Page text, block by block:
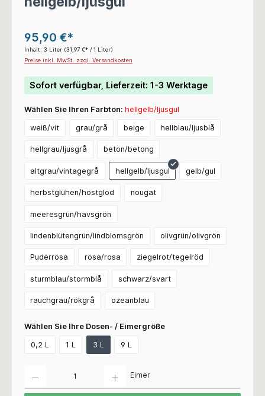
95,90 €*
Inhalt: 3 Liter (31,97 €* / 1 Liter)
Preise inkl. MwSt. zzgl. Versandkosten
Sofort verfügbar, Lieferzeit: 1-3 Werktage
Wählen Sie Ihren Farbton: hellgelb/ljusgul
weiß/vit grau/grå beige hellblau/ljusblå
hellgrau/ljusgrå beton/betong
altgrau/vintagegrå hellgelb/ljusgul gelb/gul
herbstglühen/höstglöd nougat
meeresgrün/havsgrön
lindenblütengrün/lindblomsgrön olivgrün/olivgrön
Puderrosa rosa/rosa ziegelrot/tegelröd
sturmblau/stormblå schwarz/svart
rauchgrau/rökgrå ozeanblau
Wählen Sie Ihre Dosen- / Eimergröße
0,2 L 1 L 3 L 9 L
Eimer